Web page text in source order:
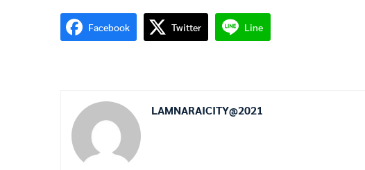
Facebook Twitter Line
LAMNARAICITY@2021